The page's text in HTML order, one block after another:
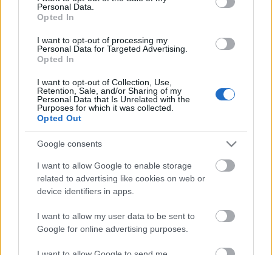
Personal Data.
Opted In
I want to opt-out of processing my
Personal Data for Targeted Advertising.
Opted In
I want to opt-out of Collection, Use,
Retention, Sale, and/or Sharing of my
Personal Data that Is Unrelated with the
Purposes for which it was collected.
Opted Out
Google consents
I want to allow Google to enable storage
related to advertising like cookies on web or
device identifiers in apps.
I want to allow my user data to be sent to
Google for online advertising purposes.
ΟΦΗ
Βόλος
Ατρόμητος Αθηνών
Κηφισιά
Αστέρας Τρίπολης
Παναιτωλικός
Μεγάλη μου Αγάπη
Μια Ιστορία από την Πόλη
ΖΩΝΤΑΝΑ
Το σύνολο του περιεχομένου και των υπηρεσιών του gazzetta.gr
διατίθεται στους επισκέπτες αυστηρά για προσωπική χρήση.
Απαγορεύεται η χρήση ή επανεκπομπή του, σε οποιοδήποτε μέσο,